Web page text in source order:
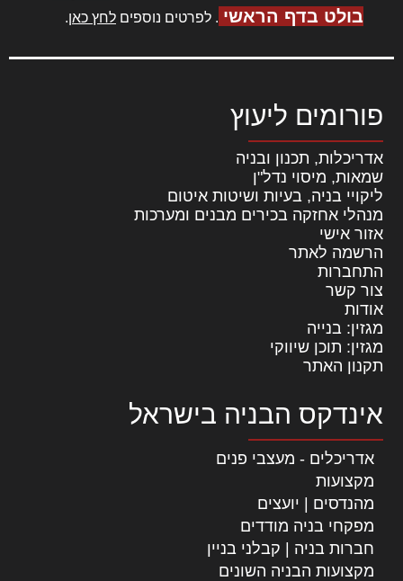
בולט בדף הראשי . לפרטים נוספים לחץ כאן.
פורומים ליעוץ
אדריכלות, תכנון ובניה
שמאות, מיסוי נדל"ן
ליקויי בניה, בעיות ושיטות איטום
מנהלי אחזקה בכירים מבנים ומערכות
אזור אישי
הרשמה לאתר
התחברות
צור קשר
אודות
מגזין: בנייה
מגזין: תוכן שיווקי
תקנון האתר
אינדקס הבניה בישראל
אדריכלים - מעצבי פנים
מקצועות
מהנדסים | יועצים
מפקחי בניה מודדים
חברות בניה | קבלני בניין
מקצועות הבניה השונים